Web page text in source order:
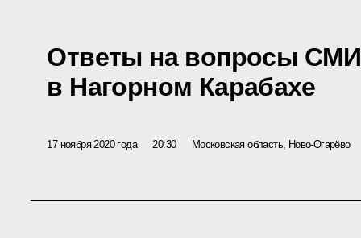
Ответы на вопросы
в Нагорном Карабахе
17 ноября 2020 года 20:30 Московская область, Ново-Огарёво